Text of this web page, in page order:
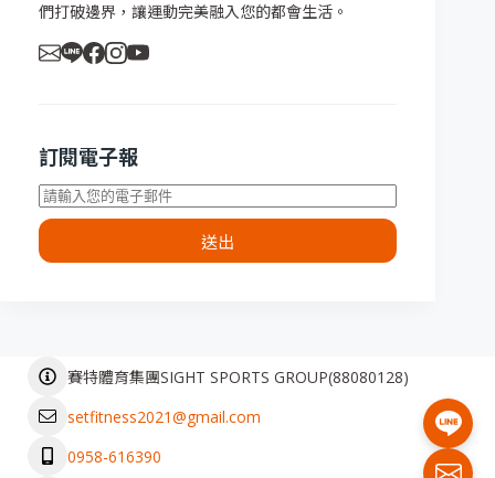
們打破邊界，讓運動完美融入您的都會生活。
訂閱電子報
送出
賽特體育集團SIGHT SPORTS GROUP(88080128)
setfitness2021@gmail.com
0958-616390